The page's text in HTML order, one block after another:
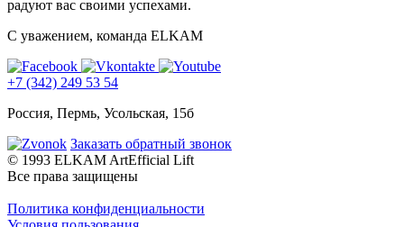
радуют вас своими успехами.
С уважением, команда ELKAM
+7 (342) 249 53 54
Россия, Пермь, Усольская, 15б
Заказать обратный звонок
© 1993 ELKAM ArtEfficial Lift
Все права защищены
Политика конфиденциальности